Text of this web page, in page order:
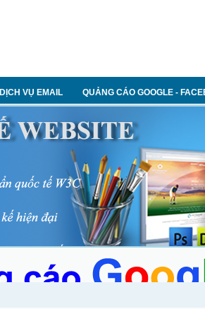
DỊCH VỤ EMAIL QUẢNG CÁO GOOGLE -